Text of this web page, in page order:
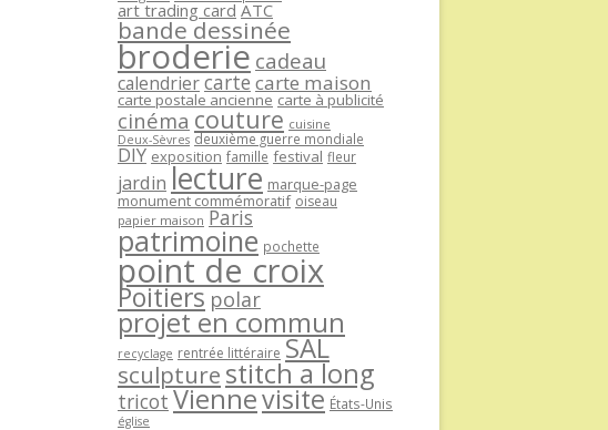
art trading card ATC
bande dessinée
broderie cadeau
calendriercartecarte maison
carte postale ancienne carte à publicité
cinéma couture cuisine
Deux-Sèvres deuxième guerre mondiale
DIY exposition famille festival fleur
jardin lecture marque-page
monument commémoratif oiseau
papier maison Paris
patrimoine pochette
point de croix
Poitiers polar
projet en commun
recyclage rentrée littéraire SAL
sculpture stitch a long
tricot Viennevisite États-Unis
église